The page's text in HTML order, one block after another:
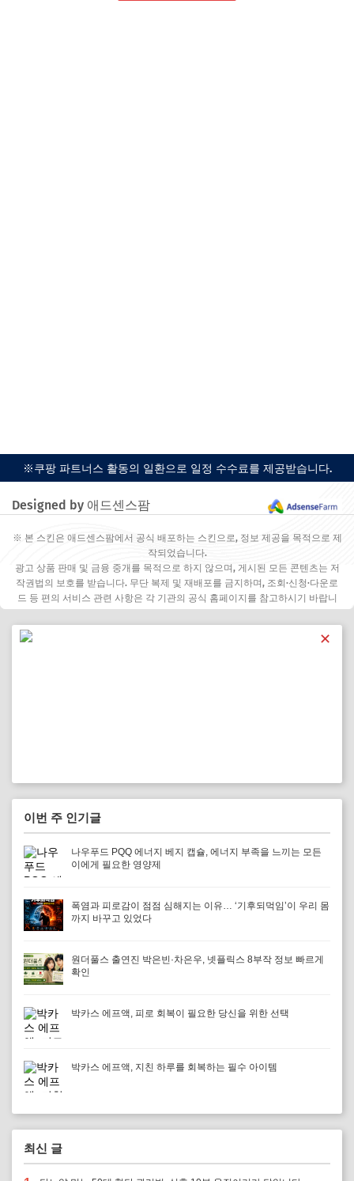
※쿠팡 파트너스 활동의 일환으로 일정 수수료를 제공받습니다.
Designed by 애드센스팜
※ 본 스킨은 애드센스팜에서 공식 배포하는 스킨으로, 정보 제공을 목적으로 제
작되었습니다.
광고 상품 판매 및 금융 중개를 목적으로 하지 않으며, 게시된 모든 콘텐츠는 저
작권법의 보호를 받습니다. 무단 복제 및 재배포를 금지하며, 조회·신청·다운로
드 등 편의 서비스 관련 사항은 각 기관의 공식 홈페이지를 참고하시기 바랍니
✕
이번 주 인기글
나우푸드 PQQ 에너지 베지 캡슐, 에너지 부족을 느끼는 모든
이에게 필요한 영양제
폭염과 피로감이 점점 심해지는 이유… ‘기후되먹임’이 우리 몸
까지 바꾸고 있었다
원더풀스 출연진 박은빈·차은우, 넷플릭스 8부작 정보 빠르게
확인
박카스 에프액, 피로 회복이 필요한 당신을 위한 선택
박카스 에프액, 지친 하루를 회복하는 필수 아이템
최신 글